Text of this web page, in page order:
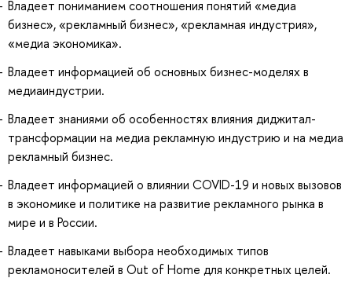
Владеет пониманием соотношения понятий «медиа
бизнес», «рекламный бизнес», «рекламная индустрия»,
«медиа экономика».
Владеет информацией об основных бизнес-моделях в
медиаиндустрии.
Владеет знаниями об особенностях влияния диджитал-
трансформации на медиа рекламную индустрию и на медиа
рекламный бизнес.
Владеет информацией о влиянии COVID-19 и новых вызовов
в экономике и политике на развитие рекламного рынка в
мире и в России.
Владеет навыками выбора необходимых типов
рекламоносителей в Out of Home для конкретных целей.